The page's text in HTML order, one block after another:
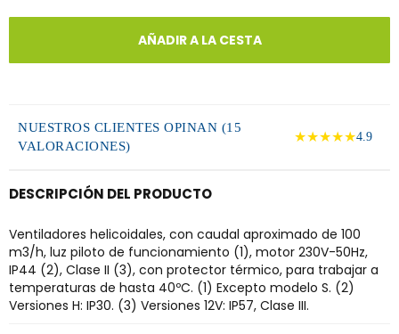
AÑADIR A LA CESTA
NUESTROS CLIENTES OPINAN (15
VALORACIONES)
★★★★★4.9
DESCRIPCIÓN DEL PRODUCTO
Ventiladores helicoidales, con caudal aproximado de 100
m3/h, luz piloto de funcionamiento (1), motor 230V-50Hz,
IP44 (2), Clase II (3), con protector térmico, para trabajar a
temperaturas de hasta 40ºC. (1) Excepto modelo S. (2)
Versiones H: IP30. (3) Versiones 12V: IP57, Clase III.